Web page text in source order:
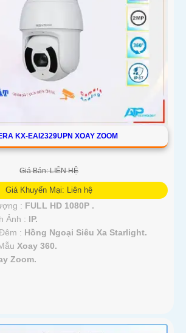
KX-EAI2329UPN XOAY ZOOM
Giá Bán: LIÊN HỆ
Giá Khuyến Mại: Liên hệ
: FULL HD 1080P .
Ảnh : IP.
: Hồng Ngoại Siêu Xa Starlight.
Xoay 360.
Zoom.